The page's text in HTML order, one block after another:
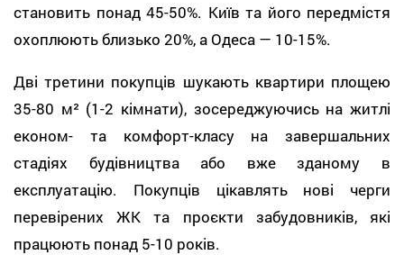
становить понад 45-50%. Київ та його передмістя
охоплюють близько 20%, а Одеса — 10-15%.
Дві третини покупців шукають квартири площею
35-80 м² (1-2 кімнати), зосереджуючись на житлі
економ- та комфорт-класу на завершальних
стадіях будівництва або вже зданому в
експлуатацію. Покупців цікавлять нові черги
перевірених ЖК та проєкти забудовників, які
працюють понад 5-10 років.